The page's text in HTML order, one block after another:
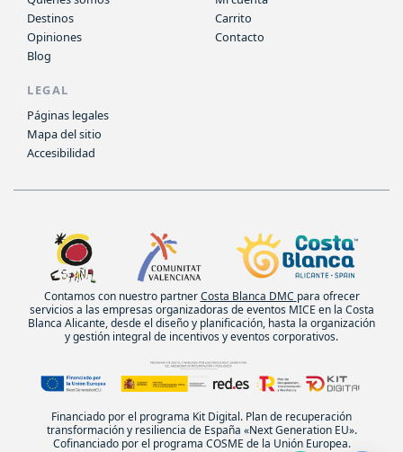
Destinos
Opiniones
Blog
Carrito
Contacto
LEGAL
Páginas legales
Mapa del sitio
Accesibilidad
Contamos con nuestro partnerCosta Blanca DMC para ofrecer
servicios a las empresas organizadoras de eventos MICE en la Costa
Blanca Alicante, desde el diseño y planificación, hasta la organización
y gestión integral de incentivos y eventos corporativos.
Financiado por el programa Kit Digital. Plan de recuperación
transformación y resiliencia de España «Next Generation EU».
Cofinanciado por el programa COSME de la Unión Europea.